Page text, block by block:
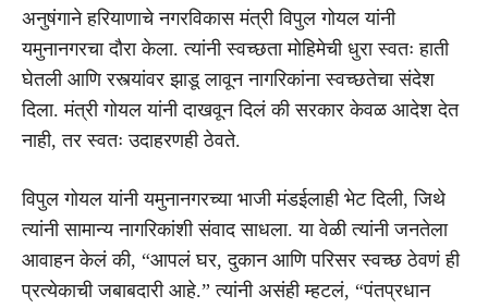
अनुषंगाने हरियाणाचे नगरविकास मंत्री विपुल गोयल यांनी
यमुनानगरचा दौरा केला. त्यांनी स्वच्छता मोहिमेची धुरा स्वतः हाती
घेतली आणि रस्त्यांवर झाडू लावून नागरिकांना स्वच्छतेचा संदेश
दिला. मंत्री गोयल यांनी दाखवून दिलं की सरकार केवळ आदेश देत
नाही, तर स्वतः उदाहरणही ठेवते.
विपुल गोयल यांनी यमुनानगरच्या भाजी मंडईलाही भेट दिली, जिथे
त्यांनी सामान्य नागरिकांशी संवाद साधला. या वेळी त्यांनी जनतेला
आवाहन केलं की, “आपलं घर, दुकान आणि परिसर स्वच्छ ठेवणं ही
प्रत्येकाची जबाबदारी आहे.” त्यांनी असंही म्हटलं, “पंतप्रधान